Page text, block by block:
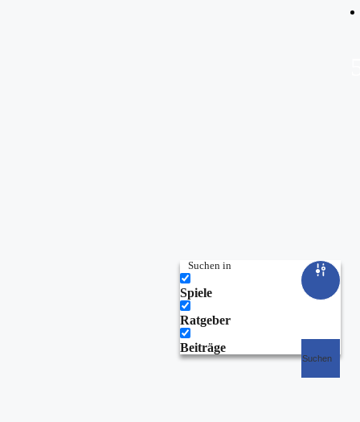
Suchen
Suchen in
Spiele
Ratgeber
Beiträge